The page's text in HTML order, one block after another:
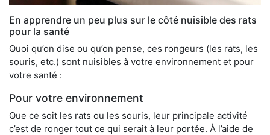
En apprendre un peu plus sur le côté nuisible des rats
pour la santé
Quoi qu’on dise ou qu’on pense, ces rongeurs (les rats, les
souris, etc.) sont nuisibles à votre environnement et pour
votre santé :
Pour votre environnement
Que ce soit les rats ou les souris, leur principale activité
c’est de ronger tout ce qui serait à leur portée. À l’aide de